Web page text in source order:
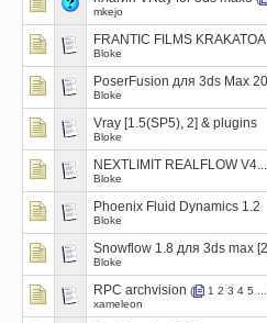
mkejo
FRANTIC FILMS
Bloke
PoserFusion для 3ds Max
Bloke
Vray [1.5(SP5), 2] & plugins
Bloke
NEXTLIMIT REALFLOW
Bloke
Phoenix Fluid Dynamics 1.2
Bloke
Snowflow 1.8 для 3ds max
Bloke
RPC archvision ( 1 2 3 4 5
xameleon